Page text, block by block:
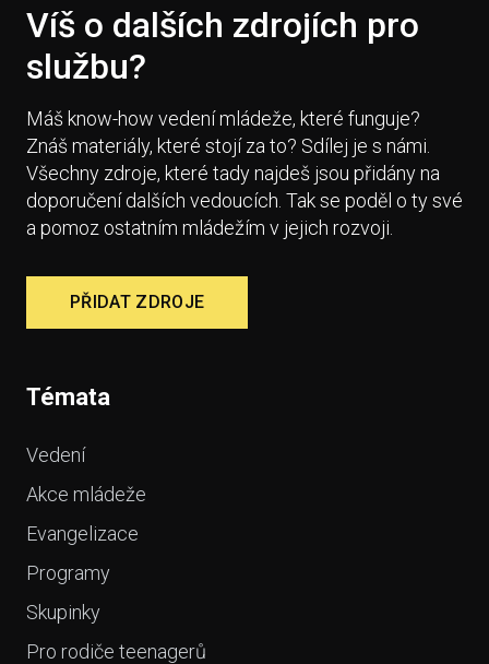
Víš o dalších zdrojích pro
službu?
Máš know-how vedení mládeže, které funguje?
Znáš materiály, které stojí za to? Sdílej je s námi.
Všechny zdroje, které tady najdeš jsou přidány na
doporučení dalších vedoucích. Tak se poděl o ty své
a pomoz ostatním mládežím v jejich rozvoji.
PŘIDAT ZDROJE
Témata
Vedení
Akce mládeže
Evangelizace
Programy
Skupinky
Pro rodiče teenagerů